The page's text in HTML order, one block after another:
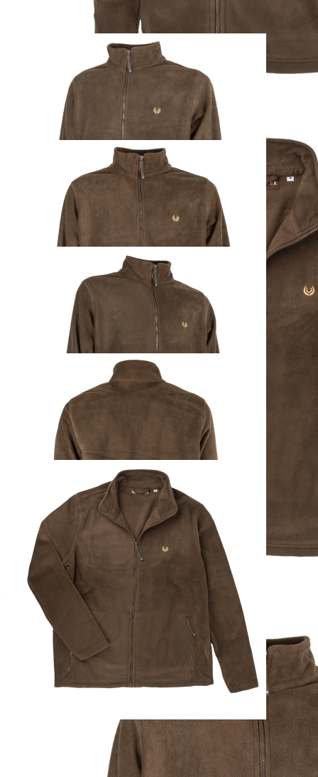
Zum Anfang der Bildergalerie springen
KEYLER Fleecejacke
Braun
69,00 €
inkl. MwSt. zzgl. Versand
Zum Warenkorb hinzufügen
Zur Wunschliste hinzufügen
Sofort lieferbar
Beschreibung
Entdecken Sie die Vielseitigkeit der Keyler Fleecejacke in Braun,
die zu jedem Anlass passt. Diese Jacke besteht aus hochwertigem,
anti-pilling Microfleece, das nicht nur langlebig, sondern auch leicht
zu pflegen ist. Das Material aus 100% Polyester sorgt für
zusätzlichen Komfort und Strapazierfähigkeit. Zwei seitliche
Reißverschlusstaschen bieten sicheren Stauraum für Ihre Essentials,
während das stilvolle Keyler-Logo auf der linken Brust für einen
Hauch von Eleganz sorgt. Die Passform fällt normal aus (True to
Size), sodass Sie sicher sein können, dass sie perfekt sitzt. Erleben
Sie den Komfort und die Funktionalität dieser zeitlosen Fleecejacke
– Ihr perfekter Begleiter für jede Gelegenheit!
Verantwortlicher Wirtschaftsakteur gemäß EU-Verordnung:
Paul Parey Zeitschriftenverlag GmbH
Erich-Kästner-Str. 2
56379 Singhofen
DEUTSCHLAND
PAREYSHOP – Der Onlineshop für Jagen &Angeln